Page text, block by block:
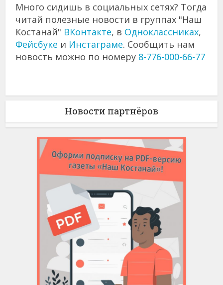
Много сидишь в социальных сетях? Тогда
читай полезные новости в группах "Наш
Костанай" ВКонтакте, в Одноклассниках,
Фейсбуке и Инстаграме. Сообщить нам
новость можно по номеру 8-776-000-66-77
Новости партнёров